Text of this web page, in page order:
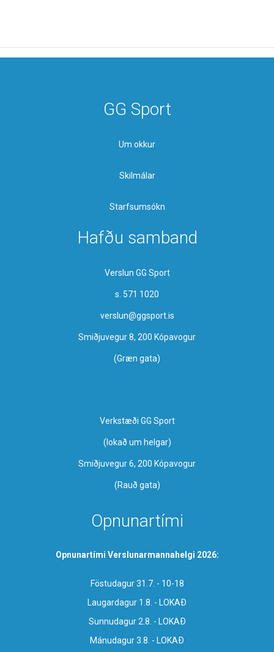
GG Sport
Um okkur
Skilmálar
Starfsumsókn
Hafðu samband
Verslun GG Sport
s. 571 1020
verslun@ggsport.is
Smiðjuvegur 8, 200 Kópavogur
(Græn gata)
Verkstæði GG Sport
​(lokað um helgar)
Smiðjuvegur 6, 200 Kópavogur
(Rauð gata)
Opnunartími
Opnunartími Verslunarmannahelgi 2026:
Föstudagur 31.7. - 10-18
Laugardagur 1.8. - LOKAÐ
Sunnudagur 2.8. - LOKAÐ
Mánudagur 3.8. - LOKAÐ